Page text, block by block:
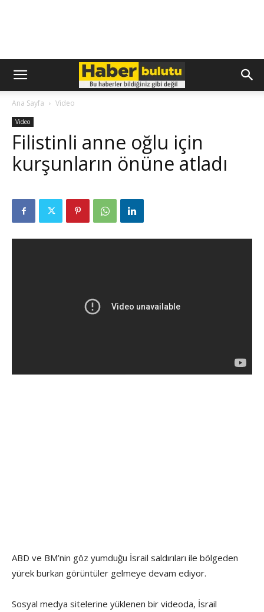
Ana Sayfa Video
Video
Filistinli anne oğlu için
kurşunların önüne atladı
ABD ve BM’nin göz yumduğu İsrail saldırıları ile bölgeden
yürek burkan görüntüler gelmeye devam ediyor.
Sosyal medya sitelerine yüklenen bir videoda, İsrail